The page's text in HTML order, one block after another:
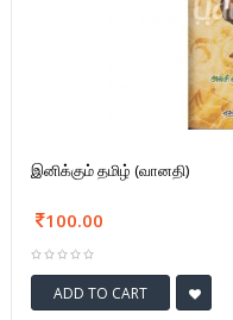
இனிக்கும் தமிழ் (வானதி)
100.00
ADD TO CART